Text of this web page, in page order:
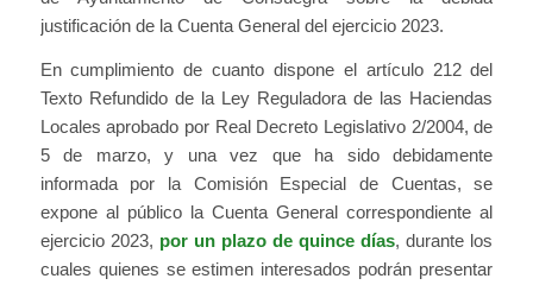
justificación de la Cuenta General del ejercicio 2023.
En cumplimiento de cuanto dispone el artículo 212 del
Texto Refundido de la Ley Reguladora de las Haciendas
Locales aprobado por Real Decreto Legislativo 2/2004, de
5 de marzo, y una vez que ha sido debidamente
informada por la Comisión Especial de Cuentas, se
expone al público la Cuenta General correspondiente al
ejercicio 2023, por un plazo de quince días, durante los
cuales quienes se estimen interesados podrán presentar